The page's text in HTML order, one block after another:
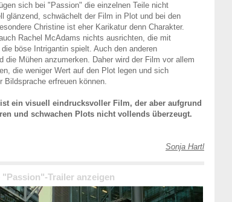
sich bei "Passion" die einzelnen Teile nicht
glänzend, schwächelt der Film in Plot und bei den
Christine ist eher Karikatur denn Charakter.
Rachel McAdams nichts ausrichten, die mit
böse Intrigantin spielt. Auch den anderen
die Mühen anzumerken. Daher wird der Film vor allem
die weniger Wert auf den Plot legen und sich
Bildsprache erfreuen können.
ein visuell eindrucksvoller Film, der aber aufgrund
und schwachen Plots nicht vollends überzeugt.
Sonja Hartl
"Passion"-Trailer anzeigen